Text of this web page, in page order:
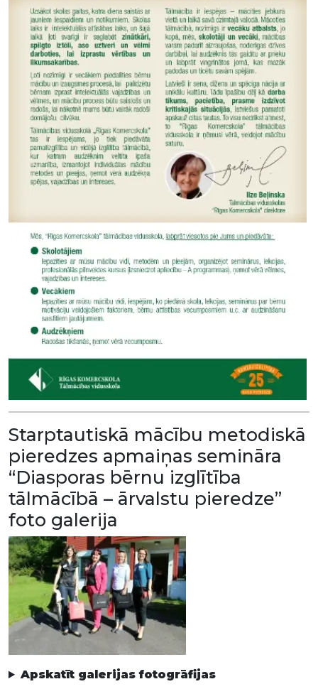
Starptautiskā mācību metodiskā
pieredzes apmaiņas semināra
“Diasporas bērnu izglītība
tālmācībā – ārvalstu pieredze”
foto galerija
Apskatīt galerijas fotogrāfijas